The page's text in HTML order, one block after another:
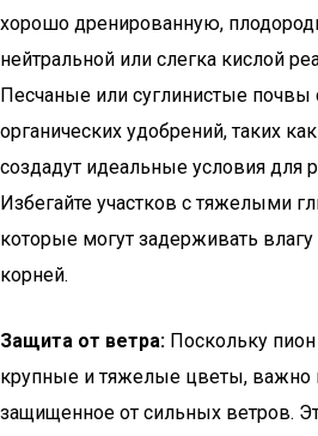
хорошо дренированную,
нейтральной или слегка кислой
Песчаные или суглинистые
органических удобрений, таких
создадут идеальные условия для
Избегайте участков с тяжелыми
которые могут задерживать
корней.
Защита от ветра: Поскольку
крупные и тяжелые цветы, важно
защищенное от сильных ветров.